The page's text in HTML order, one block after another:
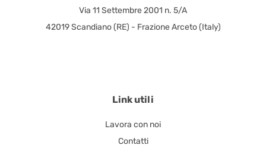
Via 11 Settembre 2001 n. 5/A
42019 Scandiano (RE) - Frazione Arceto (Italy)
Link utili
Lavora con noi
Contatti